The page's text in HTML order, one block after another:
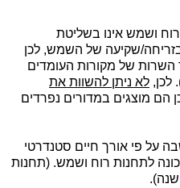
ושמש אינו בשליטת
שקיעה של השמש, לכן
השרות של מקורות העומדים
. לכן, לא ניתן להשוות את
הם מוצגים במדורים נפרדים
על פי אורך חיים סטנדרטי
נכונה לתחנות רוח ושמש. (תחנות